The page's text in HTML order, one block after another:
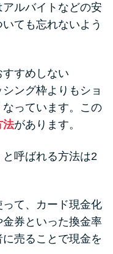
ルバイトなどの安
ても忘れないよう
すめしない
ング枠よりもショ
っています。この
法があります。
と呼ばれる方法は2
て、カード現金化
券といった換金率
売ることで現金を